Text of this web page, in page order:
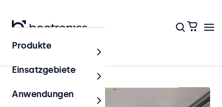
Fahrzeugintegration
Produkte
Einsatzgebiete
Anwendungen